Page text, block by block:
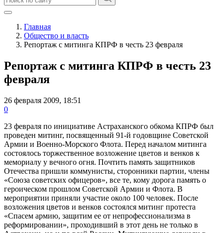
Главная
Общество и власть
Репортаж с митинга КПРФ в честь 23 февраля
Репортаж с митинга КПРФ в честь 23
февраля
26 февраля 2009, 18:51
0
23 февраля по инициативе Астраханского обкома КПРФ был
проведен митинг, посвященный 91-й годовщине Советской
Армии и Военно-Морского Флота. Перед началом митинга
состоялось торжественное возложение цветов и венков к
мемориалу у вечного огня. Почтить память защитников
Отечества пришли коммунисты, сторонники партии, члены
«Союза советских офицеров», все те, кому дорога память о
героическом прошлом Советской Армии и Флота. В
мероприятии приняли участие около 100 человек. После
возложения цветов и венков состоялся митинг протеста
«Спасем армию, защитим ее от непрофессионализма в
реформировании», проходивший в этот день не только в